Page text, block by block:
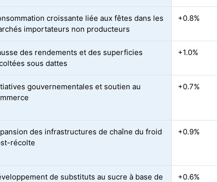
croissante liée aux fêtes dans les
importateurs non producteurs
+0.8%
des rendements et des superficies
sous dattes
+1.0%
gouvernementales et soutien au
+0.7%
des infrastructures de chaîne du froid
récolte
+0.9%
de substituts au sucre à base de
+0.6%